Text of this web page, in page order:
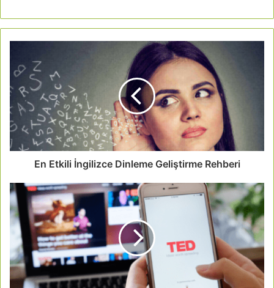
En Etkili İngilizce Dinleme Geliştirme Rehberi